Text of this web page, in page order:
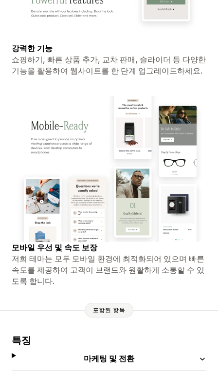
강력한 기능
쇼핑하기, 빠른 상품 추가, 교차 판매, 슬라이더 등 다양한
기능을 활용하여 웹사이트를 한 단계 업그레이드하세요.
모바일 우선 및 속도 보장
저희 테마는 모두 모바일 환경에 최적화되어 있으며 빠른
속도를 제공하여 고객이 브랜드와 원활하게 소통할 수 있
도록 합니다.
포함된 항목
특징
마케팅 및 전환